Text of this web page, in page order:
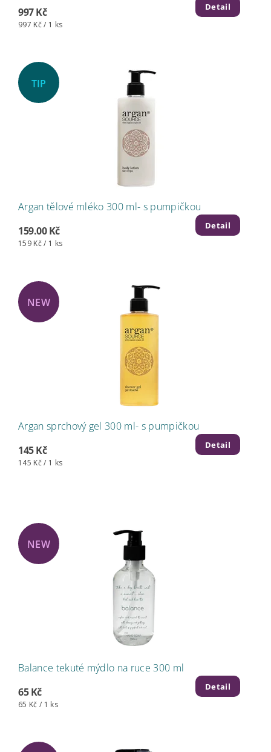
997 Kč
997 Kč / 1 ks
Detail
TIP
Argan tělové mléko 300 ml- s pumpičkou
159.00 Kč
159 Kč / 1 ks
Detail
NEW
Argan sprchový gel 300 ml- s pumpičkou
145 Kč
145 Kč / 1 ks
Detail
NEW
Balance tekuté mýdlo na ruce 300 ml
65 Kč
65 Kč / 1 ks
Detail